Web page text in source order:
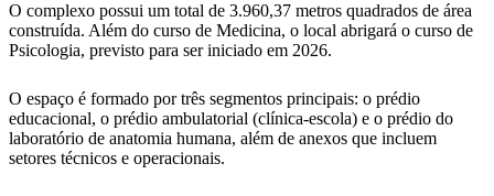
O complexo possui um total de 3.960,37 metros quadrados de área
construída. Além do curso de Medicina, o local abrigará o curso de
Psicologia, previsto para ser iniciado em 2026.
O espaço é formado por três segmentos principais: o prédio
educacional, o prédio ambulatorial (clínica-escola) e o prédio do
laboratório de anatomia humana, além de anexos que incluem
setores técnicos e operacionais.